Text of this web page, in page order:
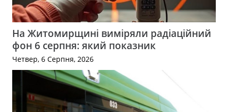
На Житомирщині виміряли радіаційний
фон 6 серпня: який показник
Четвер, 6 Серпня, 2026